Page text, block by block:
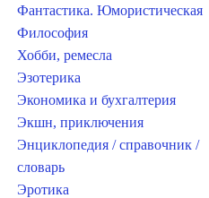
Фантастика. Юмористическая
Философия
Хобби, ремесла
Эзотерика
Экономика и бухгалтерия
Экшн, приключения
Энциклопедия / справочник /
словарь
Эротика